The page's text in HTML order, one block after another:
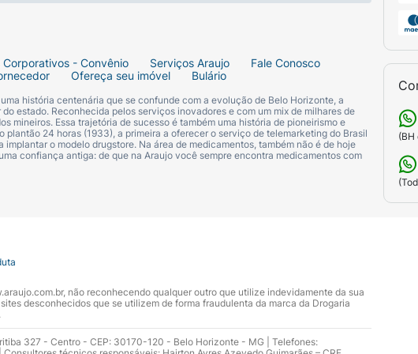
, especialmente os antidepressivos chamados
de usar o Zoloft 50mg.
é importante tomar algumas precauções antes e durante o
que você toma, pois determinadas interações
é importante avaliar os benefícios de Zoloft 50mg juntamente
devem evitar dirigir veículos ou operar máquinas, pois o
- Convênio Serviços Araujo
Fale Conosco
Ofereça seu imóvel Bulário
história centenária que se confunde com a evolução de Belo Horizonte, a
estado. Reconhecida pelos serviços inovadores e com um mix de milhares de
mineiros. Essa trajetória de sucesso é também uma história de pioneirismo e
24 horas (1933), a primeira a oferecer o serviço de telemarketing do Brasil
o modelo drugstore. Na área de medicamentos, também não é de hoje
confiança antiga: de que na Araujo você sempre encontra medicamentos com
(BH
não reconhecendo qualquer outro que utilize indevidamente da sua
desconhecidos que se utilizem de forma fraudulenta da marca da Drogaria
327 - Centro - CEP: 30170-120 - Belo Horizonte - MG | Telefones: